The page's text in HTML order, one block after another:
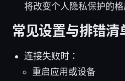
将改变个人隐私保护的格
常见设置与排错清
连接失败时：
重启应用或设备